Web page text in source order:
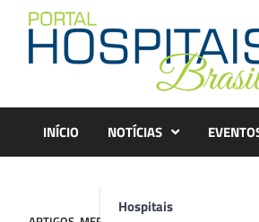
content
INÍCIO NOTÍCIAS
Hospitais